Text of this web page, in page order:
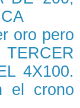
oro pero
4X100.
el crono